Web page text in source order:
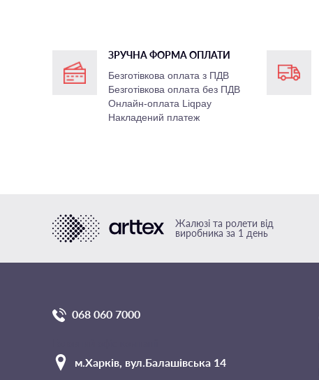
ЗРУЧНА ФОРМА ОПЛАТИ
Безготівкова оплата з ПДВ
Безготівкова оплата без ПДВ
Онлайн-оплата Liqpay
Накладений платеж
Жалюзі та ролети від
виробника за 1 день
068 060 7000
м.Харкiв, вул.Балашівська 14